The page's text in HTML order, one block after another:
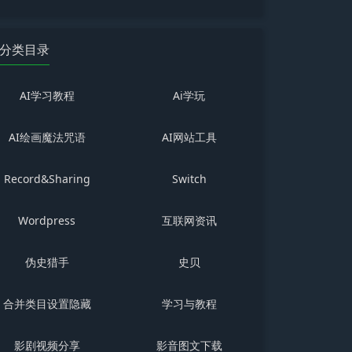
分类目录
AI学习教程 Ai学玩
AI绘画魔法咒语 AI网站工具
Record&Sharing Switch
Wordpress 互联网资讯
伪史猎手 史贝
合并类目设置隐藏 学习与教程
影剧视频分享 影音图文下载